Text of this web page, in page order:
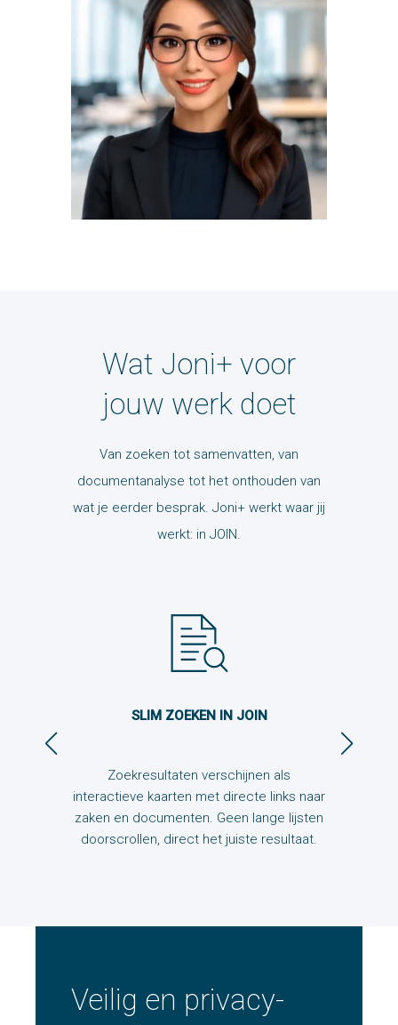
Wat Joni+ voor
jouw werk doet
Van zoeken tot samenvatten, van
documentanalyse tot het onthouden van
wat je eerder besprak. Joni+ werkt waar jij
werkt: in JOIN.
SLIM ZOEKEN IN JOIN
Zoekresultaten verschijnen als
interactieve kaarten met directe links naar
zaken en documenten. Geen lange lijsten
doorscrollen, direct het juiste resultaat.
Veilig en privacy-